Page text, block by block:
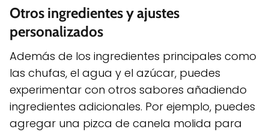
Otros ingredientes y ajustes
personalizados
Además de los ingredientes principales como
las chufas, el agua y el azúcar, puedes
experimentar con otros sabores añadiendo
ingredientes adicionales. Por ejemplo, puedes
agregar una pizca de canela molida para